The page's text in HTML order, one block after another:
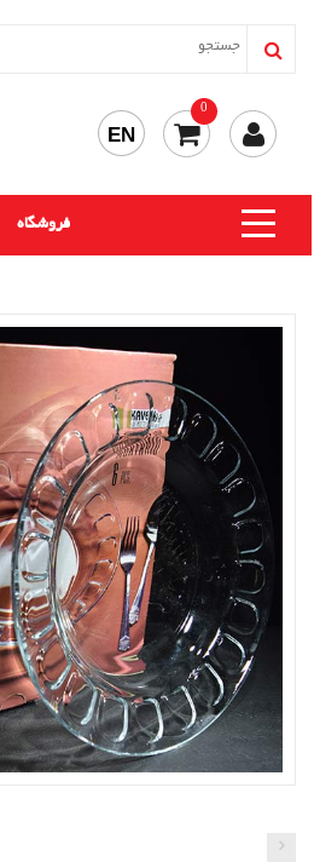
0
EN
فروشگاه